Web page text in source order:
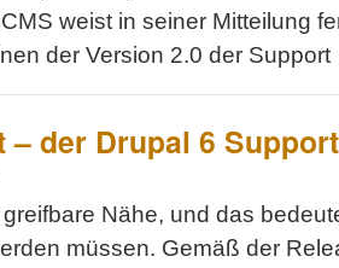
weist in seiner Mitteilung
der Version 2.0 der
– der Drupal 6
Nähe, und das
müssen. Gemäß der